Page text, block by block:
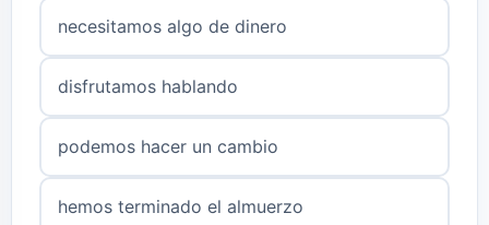
necesitamos algo de dinero
disfrutamos hablando
podemos hacer un cambio
hemos terminado el almuerzo